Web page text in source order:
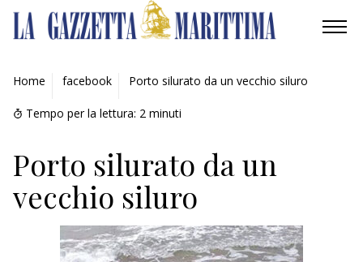
AMBIENTE
MOBILITÀ
INDUSTRIA
RICERCA
ECONOMIA
Home facebook Porto silurato da un vecchio siluro
Tempo per la lettura: 2 minuti
Porto silurato da un
vecchio siluro